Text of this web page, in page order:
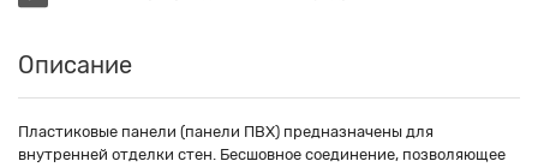
Описание
Пластиковые панели (панели ПВХ) предназначены для
внутренней отделки стен. Бесшовное соединение, позволяющее